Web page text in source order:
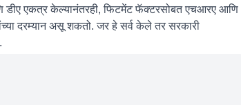
डीए एकत्र केल्यानंतरही, फिटमेंट फॅक्टरसोबत एचआरए आणि
दरम्यान असू शकतो. जर हे सर्व केले तर सरकारी